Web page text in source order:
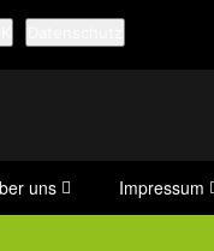
uns Impressum